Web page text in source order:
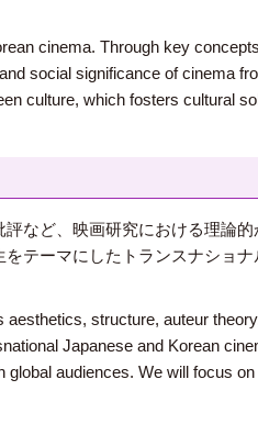
cinema. Through key
social significance of cinema
culture, which fosters cultural
など、映画研究における理論
テーマにしたトランスナショ
structure, auteur
Japanese and Korean
audiences. We will focus